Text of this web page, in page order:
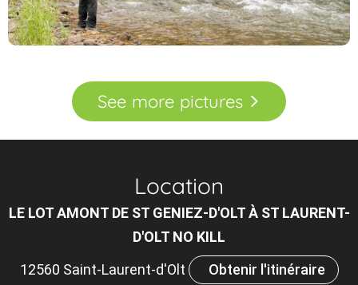
See more pictures
Location
LE LOT AMONT DE ST GENIEZ-D'OLT À ST LAURENT-
D'OLT NO KILL
12560 Saint-Laurent-d'Olt
Obtenir l'itinéraire